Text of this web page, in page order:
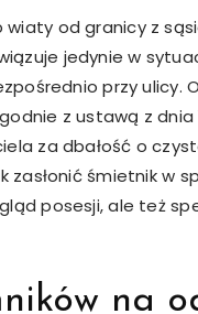
od granicy z
jedynie w
przy
z ustawą z
za dbałość o
zasłonić śmietnik
posesji, ale też
na